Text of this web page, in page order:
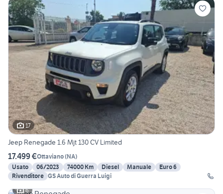
17
Jeep Renegade 1.6 Mjt 130 CV Limited
17.499 €Ottaviano(NA)
Usato
06/2023 74000 Km Diesel Manuale
Euro 6
Rivenditore GS Auto di Guerra Luigi
6